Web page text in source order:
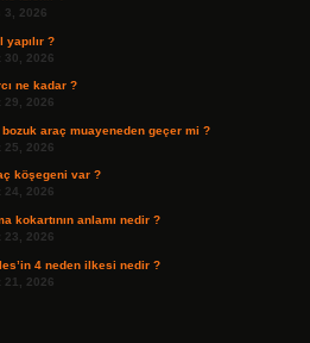
3, 2026
yapılır ?
30, 2026
ne kadar ?
29, 2026
bozuk araç muayeneden geçer mi ?
25, 2026
köşegeni var ?
24, 2026
kokartının anlamı nedir ?
23, 2026
4 neden ilkesi nedir ?
21, 2026